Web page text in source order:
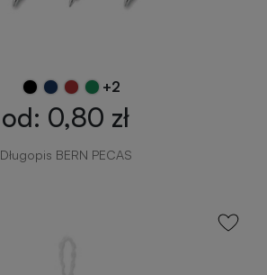
+2
od: 0,80 zł
Długopis BERN PECAS